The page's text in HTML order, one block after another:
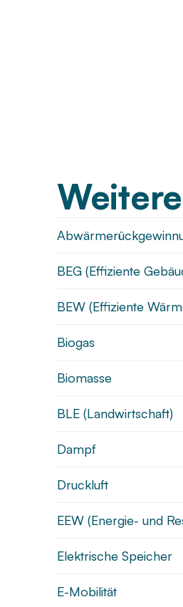
BEG (Effiziente
BEW (Effiziente
Biogas
Biomasse
BLE (Landwirtschaft)
Dampf
Druckluft
EEW (Energie- und
Elektrische Speicher
E-Mobilität